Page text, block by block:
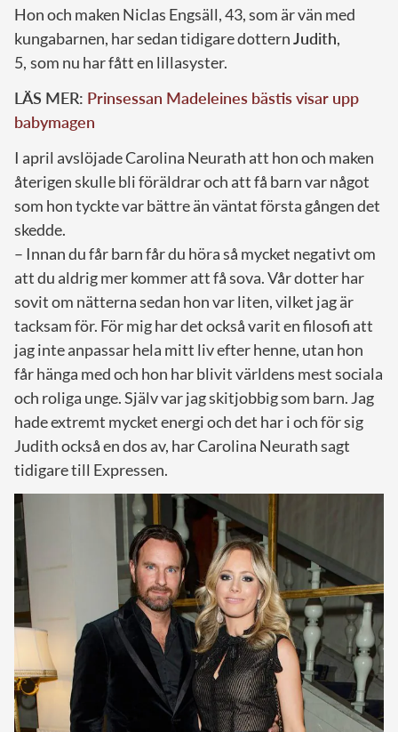
Hon och maken Niclas Engsäll, 43, som är vän med
kungabarnen, har sedan tidigare dotternJudith,
5, som nu har fått en lillasyster.
LÄS MER: Prinsessan Madeleines bästis visar upp
babymagen
I april avslöjade Carolina Neurath att hon och maken
återigen skulle bli föräldrar och att få barn var något
som hon tyckte var bättre än väntat första gången det
skedde.
– Innan du får barn får du höra så mycket negativt om
att du aldrig mer kommer att få sova. Vår dotter har
sovit om nätterna sedan hon var liten, vilket jag är
tacksam för. För mig har det också varit en filosofi att
jag inte anpassar hela mitt liv efter henne, utan hon
får hänga med och hon har blivit världens mest sociala
och roliga unge. Själv var jag skitjobbig som barn. Jag
hade extremt mycket energi och det har i och för sig
Judith också en dos av, har Carolina Neurath sagt
tidigare till Expressen.